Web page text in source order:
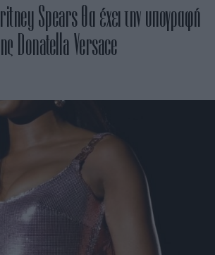
Spears θα έχει την υπογραφή
Donatella Versace